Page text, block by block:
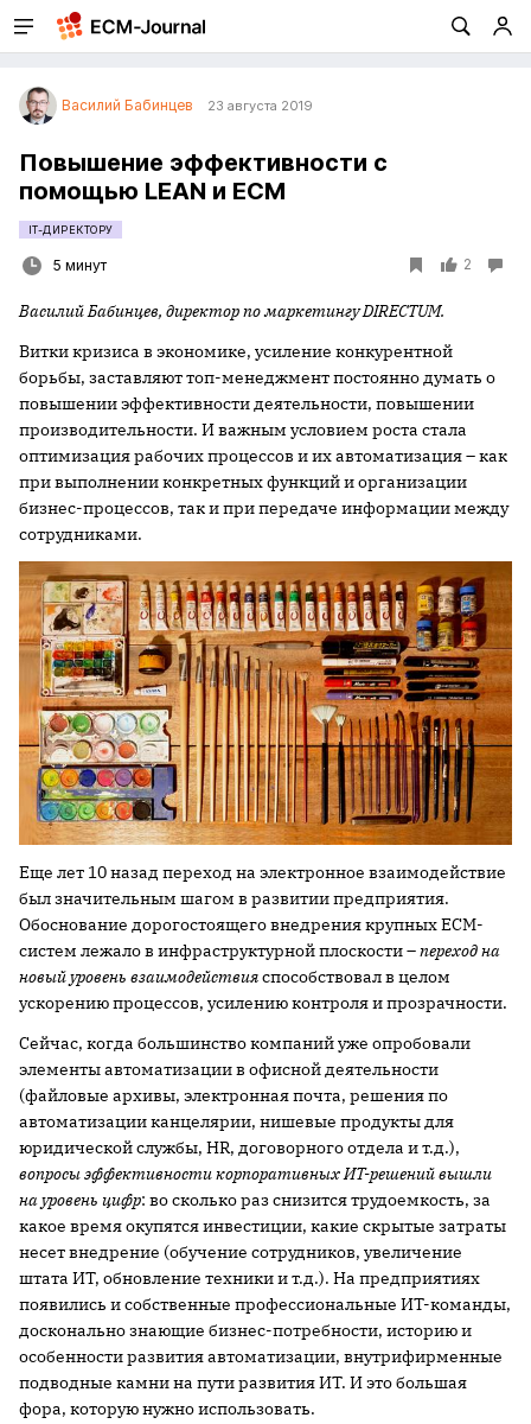
Василий Бабинцев 23 августа 2019
Повышение эффективности с
помощью LEAN и ECM
IT-ДИРЕКТОРУ
5 минут 2
Василий Бабинцев, директор по маркетингуDIRECTUM.
Витки кризиса в экономике, усиление конкурентной
борьбы, заставляют топ-менеджмент постоянно думать о
повышении эффективности деятельности, повышении
производительности. И важным условием роста стала
оптимизация рабочих процессов и их автоматизация – как
при выполнении конкретных функций и организации
бизнес-процессов, так и при передаче информации между
сотрудниками.
Еще лет 10 назад переход на электронное взаимодействие
был значительным шагом в развитии предприятия.
Обоснование дорогостоящего внедрения крупных ECM-
систем лежало в инфраструктурной плоскости –переход на
новый уровень взаимодействияспособствовал в целом
ускорению процессов, усилению контроля и прозрачности.
Сейчас, когда большинство компаний уже опробовали
элементы автоматизации в офисной деятельности
(файловые архивы, электронная почта, решения по
автоматизации канцелярии, нишевые продукты для
юридической службы, HR, договорного отдела и т.д.),
вопросы эффективности корпоративных ИТ-решений вышли
на уровень цифр: во сколько раз снизится трудоемкость, за
какое время окупятся инвестиции, какие скрытые затраты
несет внедрение (обучение сотрудников, увеличение
штата ИТ, обновление техники и т.д.). На предприятиях
появились и собственные профессиональные ИТ-команды,
досконально знающие бизнес-потребности, историю и
особенности развития автоматизации, внутрифирменные
подводные камни на пути развития ИТ. И это большая
фора, которую нужно использовать.